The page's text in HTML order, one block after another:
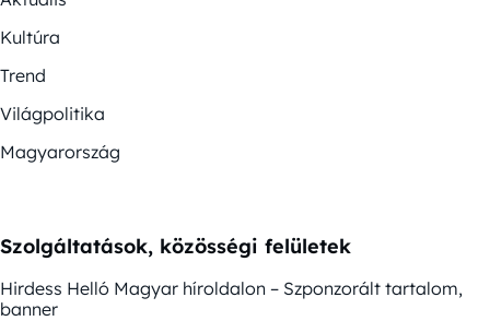
Kultúra
Trend
Világpolitika
Magyarország
Szolgáltatások, közösségi felületek
Hirdess Helló Magyar híroldalon – Szponzorált tartalom,
banner